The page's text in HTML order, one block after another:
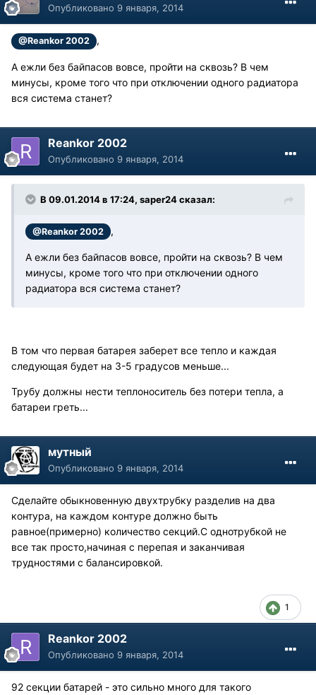
Опубликовано 9 января, 2014
@Reankor 2002 ,
А ежли без байпасов вовсе, пройти на сквозь? В чем
минусы, кроме того что при отключении одного радиатора
вся система станет?
Reankor 2002
Опубликовано 9 января, 2014
В 09.01.2014 в 17:24, saper24 сказал:
@Reankor 2002 ,
А ежли без байпасов вовсе, пройти на сквозь? В чем
минусы, кроме того что при отключении одного
радиатора вся система станет?
В том что первая батарея заберет все тепло и каждая
следующая будет на 3-5 градусов меньше...
Трубу должны нести теплоноситель без потери тепла, а
батареи греть...
мутный
Опубликовано 9 января, 2014
Сделайте обыкновенную двухтрубку разделив на два
контура, на каждом контуре должно быть
равное(примерно) количество секций.С однотрубкой не
все так просто,начиная с перепая и заканчивая
трудностями с балансировкой.
1
Reankor 2002
Опубликовано 9 января, 2014
92 секции батарей - это сильно много для такого